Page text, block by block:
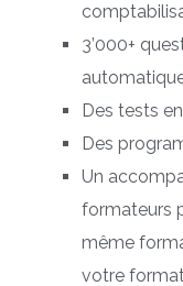
3’000+
Des tests
Des
Un
formateurs
même
votre